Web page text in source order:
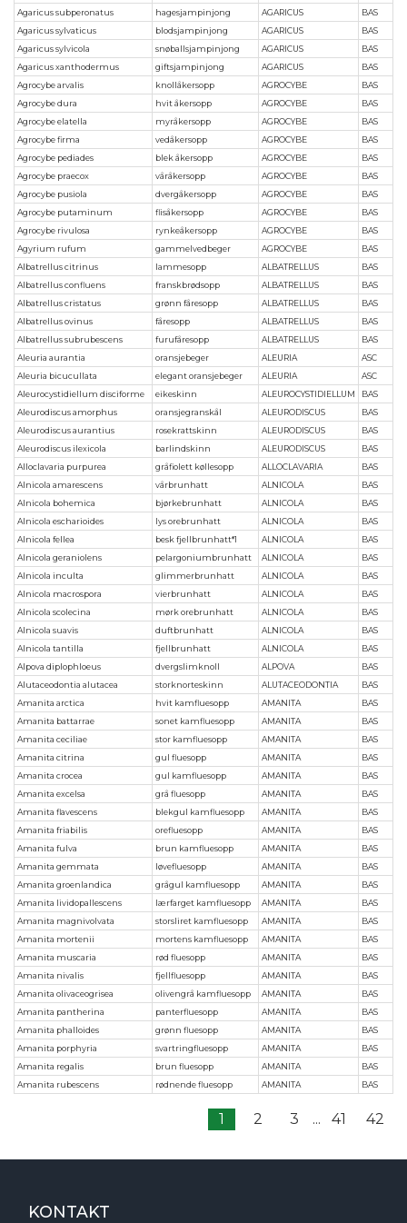
Agaricus subperonatus
hagesjampinjong AGARICUS
BAS
Agaricus sylvaticus
blodsjampinjong AGARICUS
BAS
Agaricus sylvicola
snøballsjampinjong AGARICUS
BAS
Agaricus xanthodermus
giftsjampinjong AGARICUS
BAS
Agrocybe arvalis
knollåkersopp AGROCYBE
BAS
Agrocybe dura
hvit åkersopp AGROCYBE
BAS
Agrocybe elatella
myråkersopp AGROCYBE
BAS
Agrocybe firma
vedåkersopp AGROCYBE
BAS
Agrocybe pediades
blek åkersopp AGROCYBE
BAS
Agrocybe praecox
våråkersopp AGROCYBE
BAS
Agrocybe pusiola
dvergåkersopp AGROCYBE
BAS
Agrocybe putaminum
flisåkersopp AGROCYBE
BAS
Agrocybe rivulosa
rynkeåkersopp AGROCYBE
BAS
Agyrium rufum
gammelvedbeger AGROCYBE
BAS
Albatrellus citrinus
lammesopp ALBATRELLUS
BAS
Albatrellus confluens
franskbrødsopp ALBATRELLUS
BAS
Albatrellus cristatus
grønn fåresopp ALBATRELLUS
BAS
Albatrellus ovinus
fåresopp ALBATRELLUS
BAS
Albatrellus subrubescens
furufåresopp ALBATRELLUS
BAS
Aleuria aurantia
oransjebeger ALEURIA
ASC
Aleuria bicucullata
elegant oransjebeger ALEURIA
ASC
Aleurocystidiellum disciforme
eikeskinn ALEUROCYSTIDIELLUM
BAS
Aleurodiscus amorphus
oransjegranskål ALEURODISCUS
BAS
Aleurodiscus aurantius
rosekrattskinn ALEURODISCUS
BAS
Aleurodiscus ilexicola
barlindskinn ALEURODISCUS
BAS
Alloclavaria purpurea
gråfiolett køllesopp ALLOCLAVARIA
BAS
Alnicola amarescens
vårbrunhatt ALNICOLA
BAS
Alnicola bohemica
bjørkebrunhatt ALNICOLA
BAS
Alnicola escharioides
lys orebrunhatt ALNICOLA
BAS
Alnicola fellea
besk fjellbrunhatt*1 ALNICOLA
BAS
Alnicola geraniolens
pelargoniumbrunhatt ALNICOLA
BAS
Alnicola inculta
glimmerbrunhatt ALNICOLA
BAS
Alnicola macrospora
vierbrunhatt ALNICOLA
BAS
Alnicola scolecina
mørk orebrunhatt ALNICOLA
BAS
Alnicola suavis
duftbrunhatt ALNICOLA
BAS
Alnicola tantilla
fjellbrunhatt ALNICOLA
BAS
Alpova diplophloeus
dvergslimknoll ALPOVA
BAS
Alutaceodontia alutacea
storknorteskinn ALUTACEODONTIA
BAS
Amanita arctica
hvit kamfluesopp AMANITA
BAS
Amanita battarrae
sonet kamfluesopp AMANITA
BAS
Amanita ceciliae
stor kamfluesopp AMANITA
BAS
Amanita citrina
gul fluesopp AMANITA
BAS
Amanita crocea
gul kamfluesopp AMANITA
BAS
Amanita excelsa
grå fluesopp AMANITA
BAS
Amanita flavescens
blekgul kamfluesopp AMANITA
BAS
Amanita friabilis
orefluesopp AMANITA
BAS
Amanita fulva
brun kamfluesopp AMANITA
BAS
Amanita gemmata
løvefluesopp AMANITA
BAS
Amanita groenlandica
grågul kamfluesopp AMANITA
BAS
Amanita lividopallescens
lærfarget kamfluesopp AMANITA
BAS
Amanita magnivolvata
storsliret kamfluesopp AMANITA
BAS
Amanita mortenii
mortens kamfluesopp AMANITA
BAS
Amanita muscaria
rød fluesopp AMANITA
BAS
Amanita nivalis
fjellfluesopp AMANITA
BAS
Amanita olivaceogrisea
olivengrå kamfluesopp AMANITA
BAS
Amanita pantherina
panterfluesopp AMANITA
BAS
Amanita phalloides
grønn fluesopp AMANITA
BAS
Amanita porphyria
svartringfluesopp AMANITA
BAS
Amanita regalis
brun fluesopp AMANITA
BAS
Amanita rubescens
rødnende fluesopp AMANITA BAS
1 2 3 ... 41 42
KONTAKT